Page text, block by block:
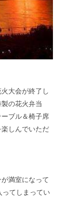
大会が終了し
の花火弁当
ブル＆椅子席
しんでいただ
満室になって
ってしまってい